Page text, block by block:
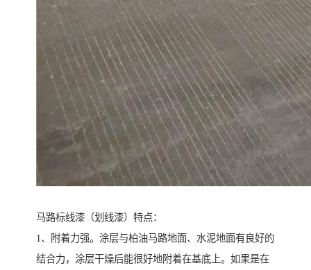
马路标线漆（划线漆）特点：
1、附着力强。涂层与柏油马路地面、水泥地面有良好的
结合力，涂层干燥后能很好地附着在基底上。如果是在